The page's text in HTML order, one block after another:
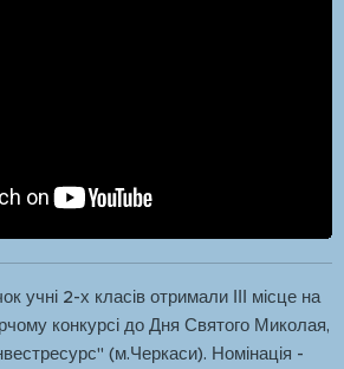
учні 2-х класів отримали ІІІ місце на
конкурсі до Дня Святого Миколая,
(м.Черкаси). Номінація -